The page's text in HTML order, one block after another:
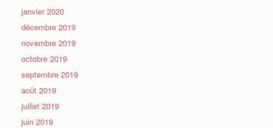
janvier 2020
décembre 2019
novembre 2019
octobre 2019
septembre 2019
août 2019
juillet 2019
juin 2019